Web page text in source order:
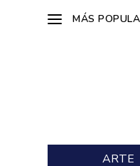
MÁS
ARTE